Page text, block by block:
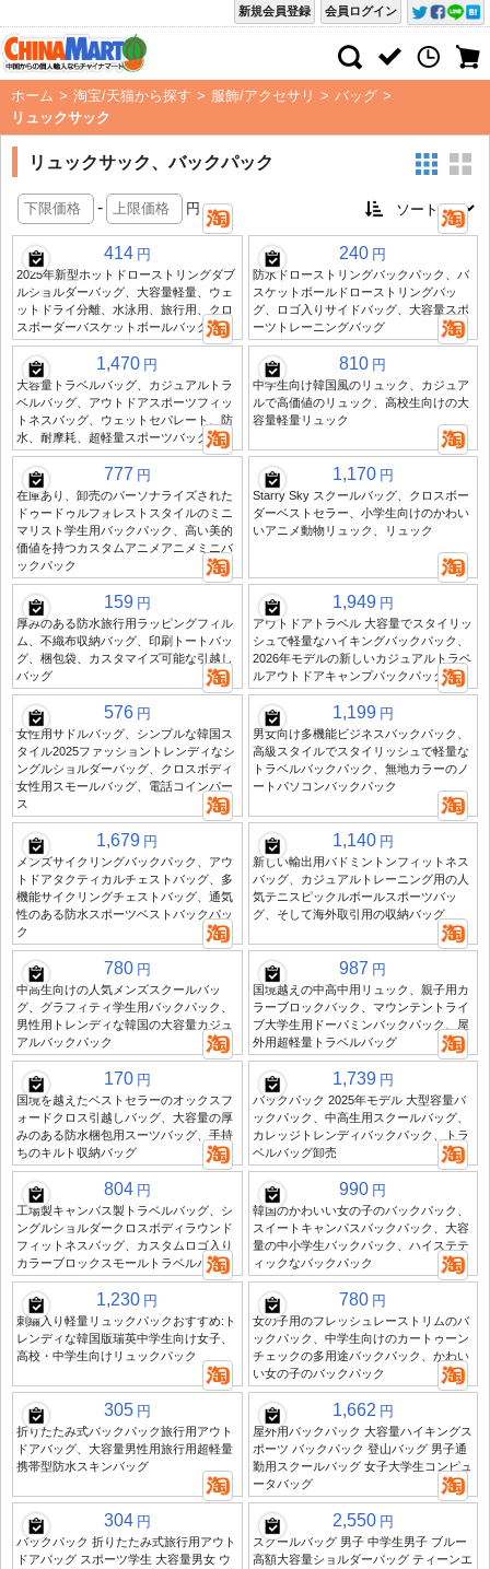
会員ログイン
新規会員登録
ホーム > 淘宝/天猫から探す > 服飾/アクセサリ > バッグ >
リュックサック
リュックサック、バックパック
- 円
414 円
2025年新型ホットドローストリングダブ
ルショルダーバッグ、大容量軽量、ウェ
ットドライ分離、水泳用、旅行用、クロ
スボーダーバスケットボールバッグ
240 円
防水ドローストリングバックパック、バ
スケットボールドローストリングバッ
グ、ロゴ入りサイドバッグ、大容量スポ
ーツトレーニングバッグ
1,470 円
大容量トラベルバッグ、カジュアルトラ
ベルバッグ、アウトドアスポーツフィッ
トネスバッグ、ウェットセパレート、防
水、耐摩耗、超軽量スポーツバッグ
810 円
中学生向け韓国風のリュック、カジュア
ルで高価値のリュック、高校生向けの大
容量軽量リュック
777 円
在庫あり、卸売のパーソナライズされた
ドゥードゥルフォレストスタイルのミニ
マリスト学生用バックパック、高い美的
価値を持つカスタムアニメアニメミニバ
ックパック
1,170 円
Starry Sky スクールバッグ、クロスボー
ダーベストセラー、小学生向けのかわい
いアニメ動物リュック、リュック
159 円
厚みのある防水旅行用ラッピングフィル
ム、不織布収納バッグ、印刷トートバッ
グ、梱包袋、カスタマイズ可能な引越し
バッグ
1,949 円
アウトドアトラベル 大容量でスタイリッ
シュで軽量なハイキングバックパック、
2026年モデルの新しいカジュアルトラベ
ルアウトドアキャンプバックパック
576 円
女性用サドルバッグ、シンプルな韓国ス
タイル2025ファッショントレンディなシ
ングルショルダーバッグ、クロスボディ
女性用スモールバッグ、電話コインパー
ス
1,199 円
男女向け多機能ビジネスバックパック、
高級スタイルでスタイリッシュで軽量な
トラベルバックパック、無地カラーのノ
ートパソコンバックパック
1,679 円
メンズサイクリングバックパック、アウ
トドアタクティカルチェストバッグ、多
機能サイクリングチェストバッグ、通気
性のある防水スポーツベストバックパッ
ク
1,140 円
新しい輸出用バドミントンフィットネス
バッグ、カジュアルトレーニング用の人
気テニスピックルボールスポーツバッ
グ、そして海外取引用の収納バッグ
780 円
中高生向けの人気メンズスクールバッ
グ、グラフィティ学生用バックパック、
男性用トレンディな韓国の大容量カジュ
アルバックパック
987 円
国境越えの中高中用リュック、親子用カ
ラーブロックバック、マウンテントライ
ブ大学生用ドーパミンバックパック、屋
外用超軽量トラベルバッグ
170 円
国境を越えたベストセラーのオックスフ
ォードクロス引越しバッグ、大容量の厚
みのある防水梱包用スーツバッグ、手持
ちのキルト収納バッグ
1,739 円
バックパック 2025年モデル 大型容量バ
ックパック、中高生用スクールバッグ、
カレッジトレンディバックパック、トラ
ベルバッグ卸売
804 円
工場製キャンバス製トラベルバッグ、シ
ングルショルダークロスボディラウンド
フィットネスバッグ、カスタムロゴ入り
カラーブロックスモールトラベルバッグ
990 円
韓国のかわいい女の子のバックパック、
スイートキャンパスバックパック、大容
量の中小学生バックパック、ハイステテ
ィックなバックパック
1,230 円
刺繍入り軽量リュックパックおすすめ:ト
レンディな韓国版瑞英中学生向け女子、
高校・中学生向けリュックパック
780 円
女の子用のフレッシュレーストリムのバ
ックパック、中学生向けのカートゥーン
チェックの多用途バックパック、かわい
い女の子のバックパック
305 円
折りたたみ式バックパック旅行用アウト
ドアバッグ、大容量男性用旅行用超軽量
携帯型防水スキンバッグ
1,662 円
屋外用バックパック 大容量ハイキングス
ポーツ バックパック 登山バッグ 男子通
勤用スクールバッグ 女子大学生コンピュ
ータバッグ
304 円
バックパック 折りたたみ式旅行用アウト
ドアバッグ スポーツ学生 大容量男女 ウ
2,550 円
スクールバッグ 男子 中学生男子 ブルー
高額大容量ショルダーバッグ ティーンエ